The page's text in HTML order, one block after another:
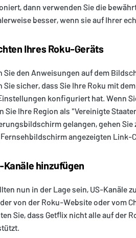
dann verwenden Sie die
besser, wenn sie auf Ihrer
Ihres Roku-Geräts
Sie den Anweisungen auf dem
Sie sicher, dass Sie Ihre Roku mit
konfiguriert hat. Wenn
Sie Ihre Region als "Vereinigte
gelangen, gehen Sie
angezeigten Link-
Kanäle hinzufügen
nun in der Lage sein, US-Kanäle
von der Roku-Website oder vom
Sie, dass Getflix nicht alle auf der